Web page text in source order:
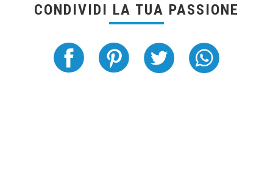
CONDIVIDI LA TUA PASSIONE